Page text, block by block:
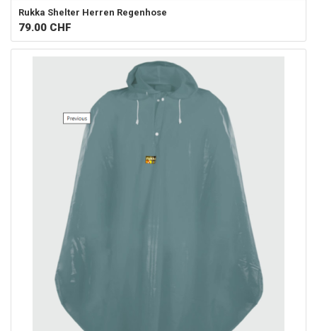
Rukka Shelter Herren Regenhose
79.00 CHF